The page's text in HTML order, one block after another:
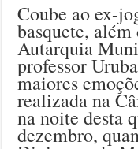
Coube ao ex-
basquete,
Autarquia
professor
maiores
realizada na
na noite desta
dezembro,